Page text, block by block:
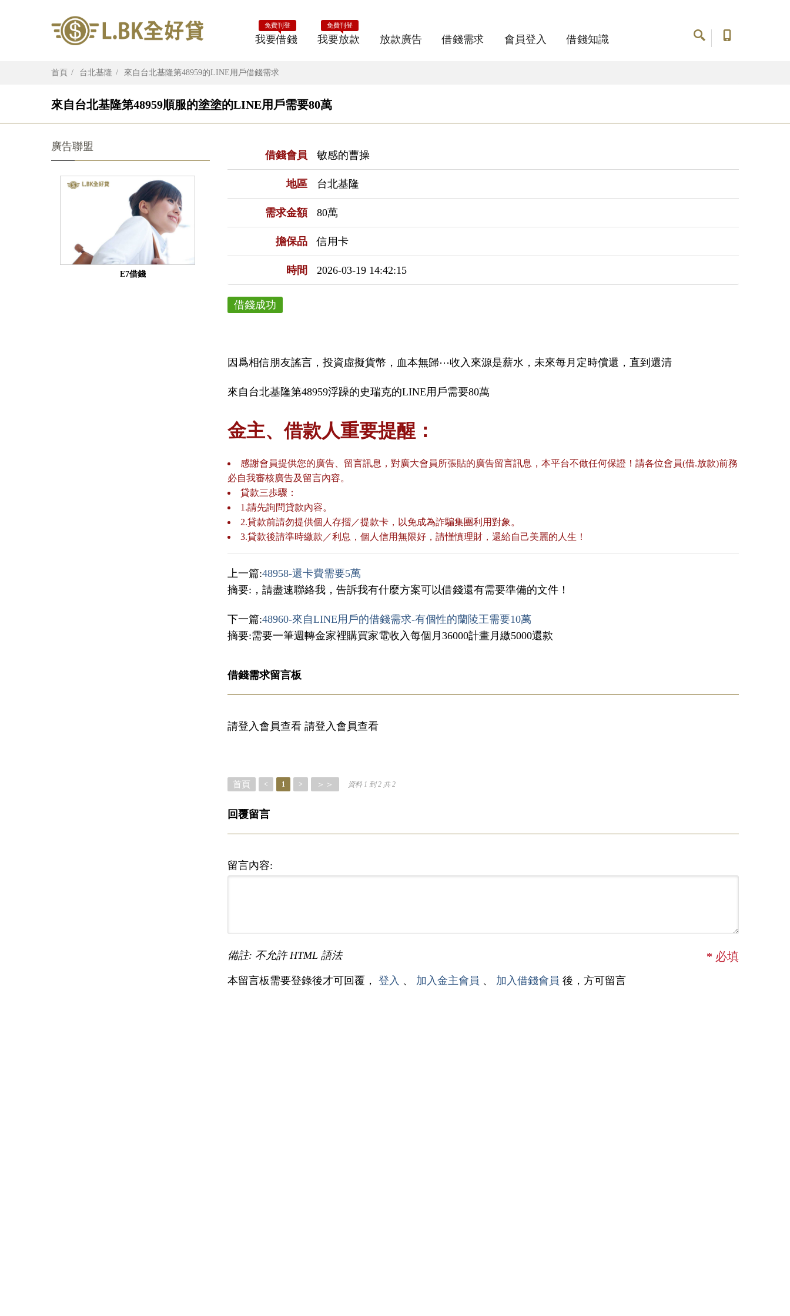
我要借錢
免費刊登
我要放款
免費刊登
放款廣告 借錢需求 會員登入 借錢知識
首頁 台北基隆 來自台北基隆第48959的LINE用戶借錢需求
來自台北基隆第48959順服的塗塗的LINE用戶需要80萬
借錢會員 敏感的曹操
地區 台北基隆
需求金額 80萬
擔保品 信用卡
時間 2026-03-19 14:42:15
借錢成功
因爲相信朋友謠言，投資虛擬貨幣，血本無歸⋯收入來源是薪水，未來每月定時償還，直到還清
來自台北基隆第48959浮躁的史瑞克的LINE用戶需要80萬
金主、借款人重要提醒：
感謝會員提供您的廣告、留言訊息，對廣大會員所張貼的廣告留言訊息，本平台不做任何保證！請各位會員(借.放款)前務
必自我審核廣告及留言內容。
貸款三歩驟：
1.請先詢問貸款內容。
2.貸款前請勿提供個人存摺／提款卡，以免成為詐騙集團利用對象。
3.貸款後請準時繳款／利息，個人信用無限好，請慬慎理財，還給自己美麗的人生！
上一篇:48958-還卡費需要5萬
摘要:，請盡速聯絡我，告訴我有什麼方案可以借錢還有需要準備的文件！
下一篇:48960-來自LINE用戶的借錢需求-有個性的蘭陵王需要10萬
摘要:需要一筆週轉金家裡購買家電收入每個月36000計畫月繳5000還款
借錢需求留言板
請登入會員查看 請登入會員查看
首頁 < 1 > ＞＞ 資料 1 到 2 共 2
回覆留言
留言內容:
備註: 不允許 HTML 語法 * 必填
本留言板需要登錄後才可回覆， 登入 、 加入金主會員 、 加入借錢會員 後，方可留言
廣告聯盟
E7借錢